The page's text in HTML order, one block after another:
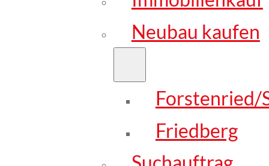
Neubau kaufen
Forstenried/
Friedberg